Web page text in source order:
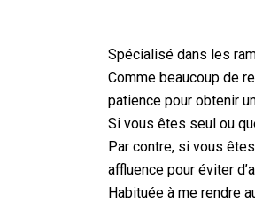
Spécialisé dans les
Comme beaucoup de
patience pour obtenir
Si vous êtes seul ou
Par contre, si vous
affluence pour éviter
Habituée à me rendre